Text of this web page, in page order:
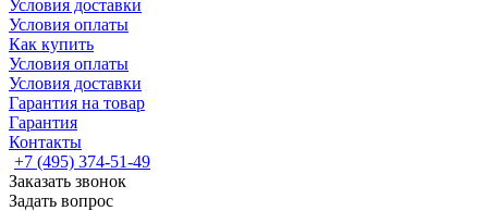
Условия доставки
Условия оплаты
Как купить
Условия оплаты
Условия доставки
Гарантия на товар
Гарантия
Контакты
+7 (495) 374-51-49
Заказать звонок
Задать вопрос